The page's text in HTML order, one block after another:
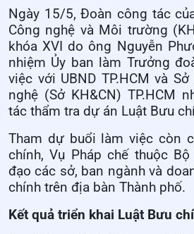
Ngày 15/5, Đoàn công tác
Công nghệ và Môi trường
khóa XVI do ông Nguyễn
nhiệm Ủy ban làm Trưởng
việc với UBND TP.HCM và
nghệ (Sở KH&CN) TP.HCM
tác thẩm tra dự án Luật Bưu
Tham dự buổi làm việc còn
chính, Vụ Pháp chế thuộc
đạo các sở, ban ngành và
chính trên địa bàn Thành phố.
Kết quả triển khai Luật Bưu